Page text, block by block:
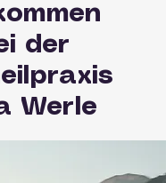
der
Werle